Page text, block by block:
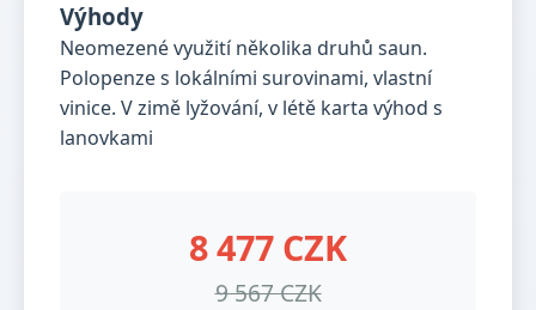
Výhody
Neomezené využití několika druhů saun.
Polopenze s lokálními surovinami, vlastní
vinice. V zimě lyžování, v létě karta výhod s
lanovkami
8 477 CZK
9 567 CZK